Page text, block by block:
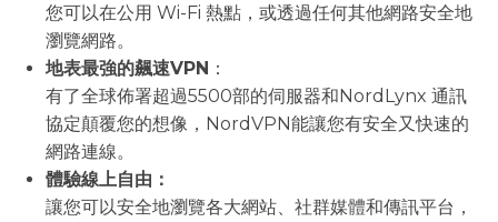
您可以在公用 Wi-Fi 熱點，或透過任何其他網路安全地
瀏覽網路。
地表最強的飆速VPN ：
有了全球佈署超過5500部的伺服器和NordLynx 通訊
協定顛覆您的想像，NordVPN能讓您有安全又快速的
網路連線。
體驗線上自由：
讓您可以安全地瀏覽各大網站、社群媒體和傳訊平台，